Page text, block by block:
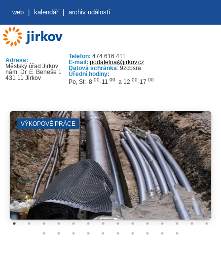
web kalendář archiv událostí
Adresa:
Městský úřad Jirkov
nám. Dr. E. Beneše 1
431 11 Jirkov
Telefon: 474 616 411
E-mail: podatelna@jirkov.cz
Datová schránka: 9zcbsra
Úřední hodiny:
Po, St: 8 00-11 00 a 12 00-17 00
VÝKOPOVÉ PRÁCE